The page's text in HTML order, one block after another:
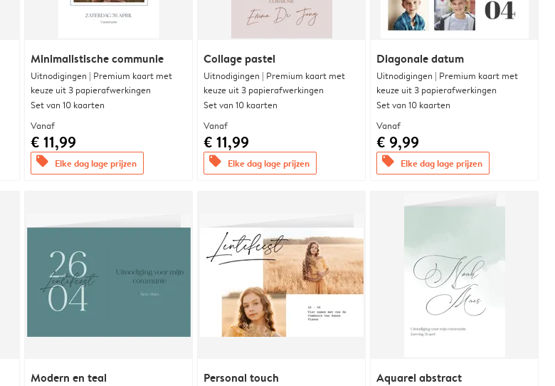
Minimalistische communie
Uitnodigingen | Premium kaart met
keuze uit 3 papierafwerkingen
Set van 10 kaarten
Vanaf
€ 11,99
offers Elke dag lage prijzen
Collage pastel
Uitnodigingen | Premium kaart met
keuze uit 3 papierafwerkingen
Set van 10 kaarten
Vanaf
€ 11,99
offers Elke dag lage prijzen
Diagonale datum
Uitnodigingen | Premium kaart met
keuze uit 3 papierafwerkingen
Set van 10 kaarten
Vanaf
€ 9,99
offers Elke dag lage prijzen
Modern en teal Personal touch Aquarel abstract